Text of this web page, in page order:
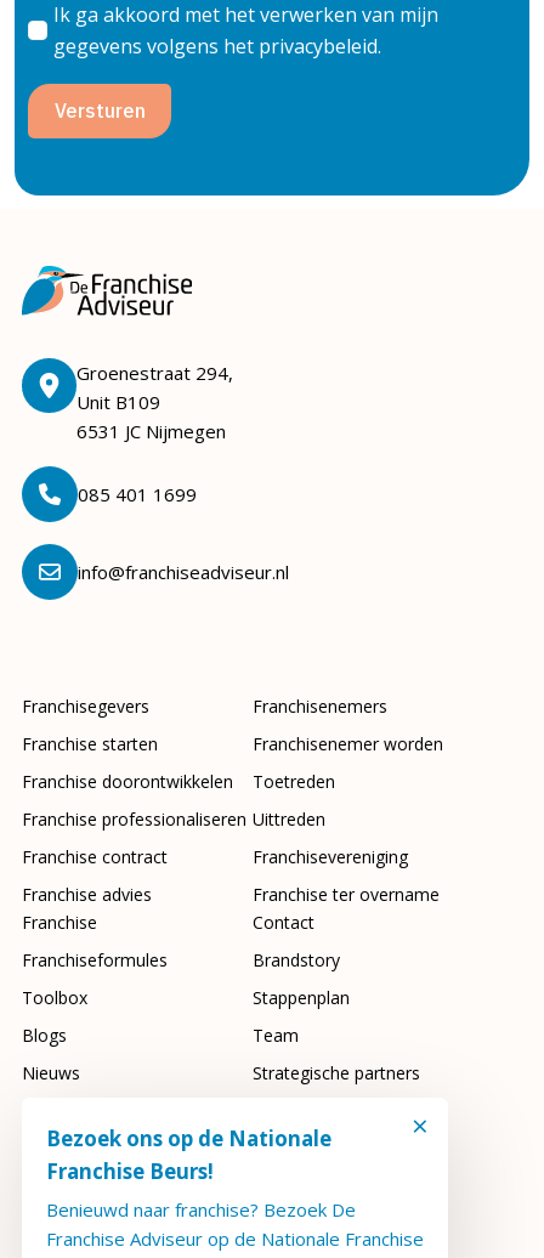
Ik ga akkoord met het verwerken van mijn
gegevens volgens het privacybeleid.
Versturen
Groenestraat 294,
Unit B109
6531 JC Nijmegen
085 401 1699
info@franchiseadviseur.nl
Franchisegevers
Franchise starten
Franchise doorontwikkelen
Franchise professionaliseren
Franchise contract
Franchise advies
Franchisenemers
Franchisenemer worden
Toetreden
Uittreden
Franchisevereniging
Franchise ter overname
Franchise
Franchiseformules
Toolbox
Blogs
Nieuws
Contact
Brandstory
Stappenplan
Team
Strategische partners
2026 Copyright FranchiseAdviseur
Privacyverklaring
Bezoek ons op de Nationale
Franchise Beurs!
Benieuwd naar franchise? Bezoek De
Franchise Adviseur op de Nationale Franchise
×